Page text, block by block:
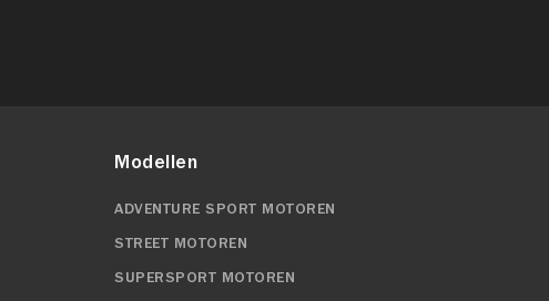
Modellen
ADVENTURE SPORT MOTOREN
STREET MOTOREN
SUPERSPORT MOTOREN